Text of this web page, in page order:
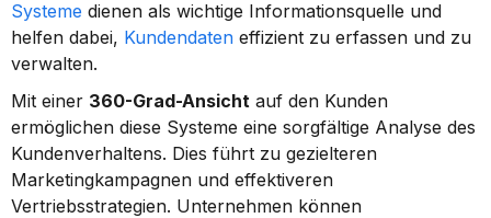
Systeme dienen als wichtige Informationsquelle und
helfen dabei, Kundendaten effizient zu erfassen und zu
verwalten.
Mit einer 360-Grad-Ansicht auf den Kunden
ermöglichen diese Systeme eine sorgfältige Analyse des
Kundenverhaltens. Dies führt zu gezielteren
Marketingkampagnen und effektiveren
Vertriebsstrategien. Unternehmen können